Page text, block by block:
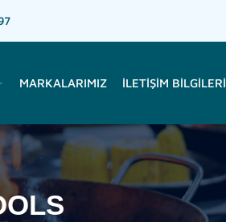
MARKALARIMIZ İLETIŞIM BILGILERI